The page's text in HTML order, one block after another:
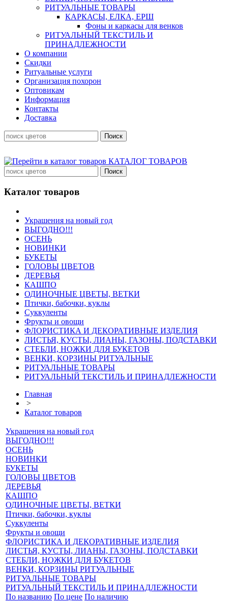
РИТУАЛЬНЫЕ ТОВАРЫ
КАРКАСЫ, ЕЛКА, ЕРШ
Фоны и каркасы для венков
РИТУАЛЬНЫЙ ТЕКСТИЛЬ И
ПРИНАДЛЕЖНОСТИ
О компании
Скидки
Ритуальные услуги
Организация похорон
Оптовикам
Информация
Контакты
Доставка
КАТАЛОГ ТОВАРОВ
Каталог товаров
Украшения на новый год
ВЫГОДНО!!!
ОСЕНЬ
НОВИНКИ
БУКЕТЫ
ГОЛОВЫ ЦВЕТОВ
ДЕРЕВЬЯ
КАШПО
ОДИНОЧНЫЕ ЦВЕТЫ, ВЕТКИ
Птички, бабочки, куклы
Суккуленты
Фрукты и овощи
ФЛОРИСТИКА И ДЕКОРАТИВНЫЕ ИЗДЕЛИЯ
ЛИСТЬЯ, КУСТЫ, ЛИАНЫ, ГАЗОНЫ, ПОДСТАВКИ
СТЕБЛИ, НОЖКИ ДЛЯ БУКЕТОВ
ВЕНКИ, КОРЗИНЫ РИТУАЛЬНЫЕ
РИТУАЛЬНЫЕ ТОВАРЫ
РИТУАЛЬНЫЙ ТЕКСТИЛЬ И ПРИНАДЛЕЖНОСТИ
Главная
>
Каталог товаров
Украшения на новый год
ВЫГОДНО!!!
ОСЕНЬ
НОВИНКИ
БУКЕТЫ
ГОЛОВЫ ЦВЕТОВ
ДЕРЕВЬЯ
КАШПО
ОДИНОЧНЫЕ ЦВЕТЫ, ВЕТКИ
Птички, бабочки, куклы
Суккуленты
Фрукты и овощи
ФЛОРИСТИКА И ДЕКОРАТИВНЫЕ ИЗДЕЛИЯ
ЛИСТЬЯ, КУСТЫ, ЛИАНЫ, ГАЗОНЫ, ПОДСТАВКИ
СТЕБЛИ, НОЖКИ ДЛЯ БУКЕТОВ
ВЕНКИ, КОРЗИНЫ РИТУАЛЬНЫЕ
РИТУАЛЬНЫЕ ТОВАРЫ
РИТУАЛЬНЫЙ ТЕКСТИЛЬ И ПРИНАДЛЕЖНОСТИ
По названию По цене По наличию